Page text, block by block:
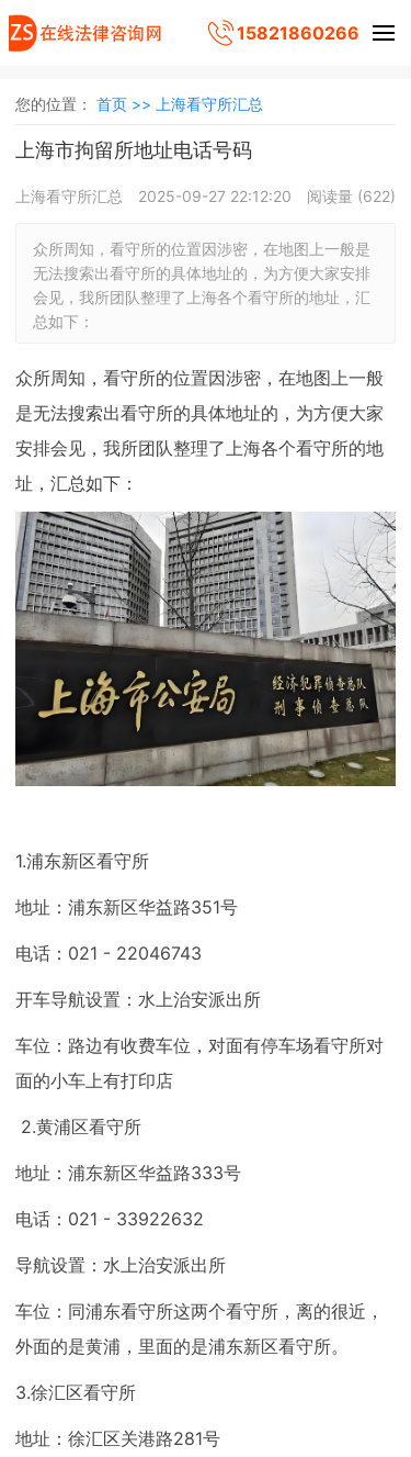
15821860266
您的位置： 首页 >> 上海看守所汇总
上海市拘留所地址电话号码
上海看守所汇总 2025-09-27 22:12:20 阅读量 (622)
众所周知，看守所的位置因涉密，在地图上一般是
无法搜索出看守所的具体地址的，为方便大家安排
会见，我所团队整理了上海各个看守所的地址，汇
总如下：
众所周知，看守所的位置因涉密，在地图上一般
是无法搜索出看守所的具体地址的，为方便大家
安排会见，我所团队整理了上海各个看守所的地
址，汇总如下：
1.浦东新区看守所
地址：浦东新区华益路351号
电话：021 - 22046743
开车导航设置：水上治安派出所
车位：路边有收费车位，对面有停车场看守所对
面的小车上有打印店
2.黄浦区看守所
地址：浦东新区华益路333号
电话：021 - 33922632
导航设置：水上治安派出所
车位：同浦东看守所这两个看守所，离的很近，
外面的是黄浦，里面的是浦东新区看守所。
3.徐汇区看守所
地址：徐汇区关港路281号